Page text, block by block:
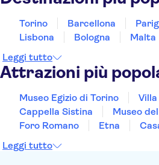
Torino Barcellona
Lisbona
Bologna Malta
Leggi tutto
Attrazioni più
Museo Egizio di Torino
Cappella Sistina
Museo
Foro Romano
Etna
Leggi tutto